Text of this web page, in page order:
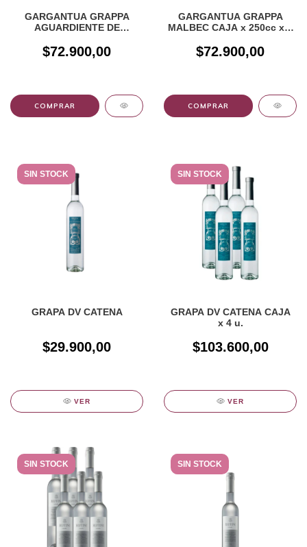
GARGANTUA GRAPPA
AGUARDIENTE DE
x 6 u.
$72.900,00
GARGANTUA GRAPPA
MALBEC CAJA x 250cc x 6
$72.900,00
SIN STOCK
GRAPA DV CATENA
$29.900,00
VER
SIN STOCK
GRAPA DV CATENA CAJA
x 4 u.
$103.600,00
VER
SIN STOCK SIN STOCK